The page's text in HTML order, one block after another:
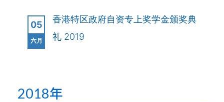
05
六月
香港特区政府自资专上奖学金颁奖典
礼 2019
2018年